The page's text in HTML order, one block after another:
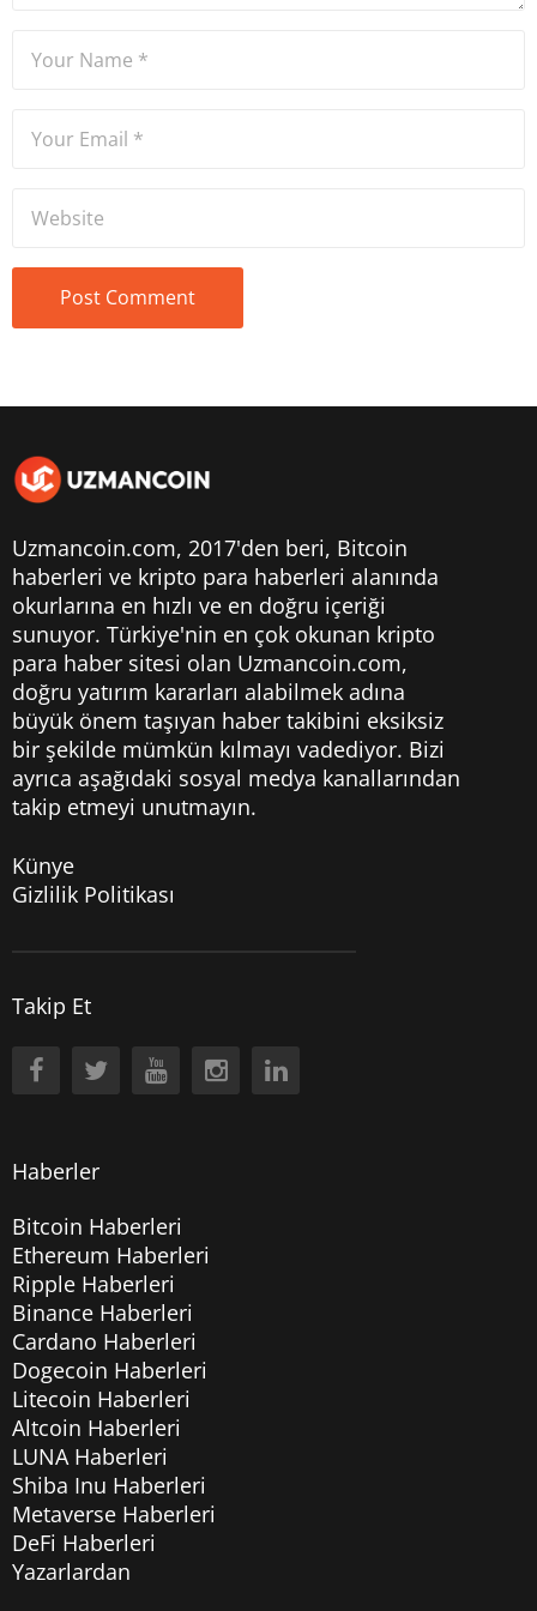
Uzmancoin.com, 2017'den beri, Bitcoin
haberleri ve kripto para haberleri alanında
okurlarına en hızlı ve en doğru içeriği
sunuyor. Türkiye'nin en çok okunan kripto
para haber sitesi olan Uzmancoin.com,
doğru yatırım kararları alabilmek adına
büyük önem taşıyan haber takibini eksiksiz
bir şekilde mümkün kılmayı vadediyor. Bizi
ayrıca aşağıdaki sosyal medya kanallarından
takip etmeyi unutmayın.
Künye
Gizlilik Politikası
Takip Et
Haberler
Bitcoin Haberleri
Ethereum Haberleri
Ripple Haberleri
Binance Haberleri
Cardano Haberleri
Dogecoin Haberleri
Litecoin Haberleri
Altcoin Haberleri
LUNA Haberleri
Shiba Inu Haberleri
Metaverse Haberleri
DeFi Haberleri
Yazarlardan